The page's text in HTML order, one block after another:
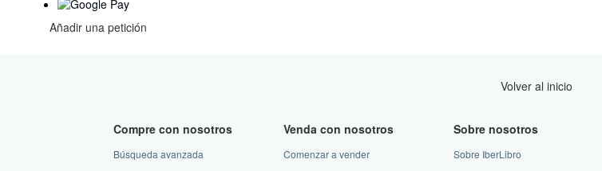
Añadir una petición
Volver al inicio
Compre con nosotros
Búsqueda avanzada
Venda con nosotros
Comenzar a vender
Sobre nosotros
Sobre IberLibro